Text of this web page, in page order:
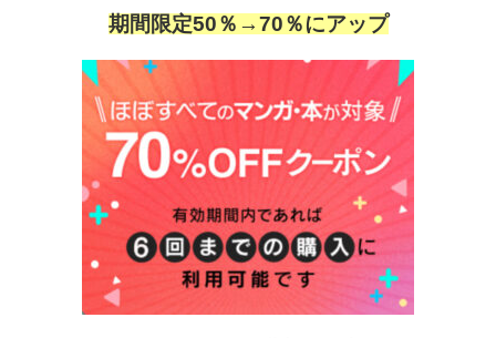
期間限定50％→70％にアップ